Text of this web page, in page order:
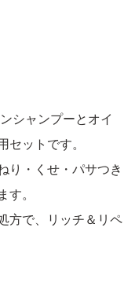
シャンプーとオイ
セットです。
り・くせ・パサつき
す。
方で、リッチ＆リペ